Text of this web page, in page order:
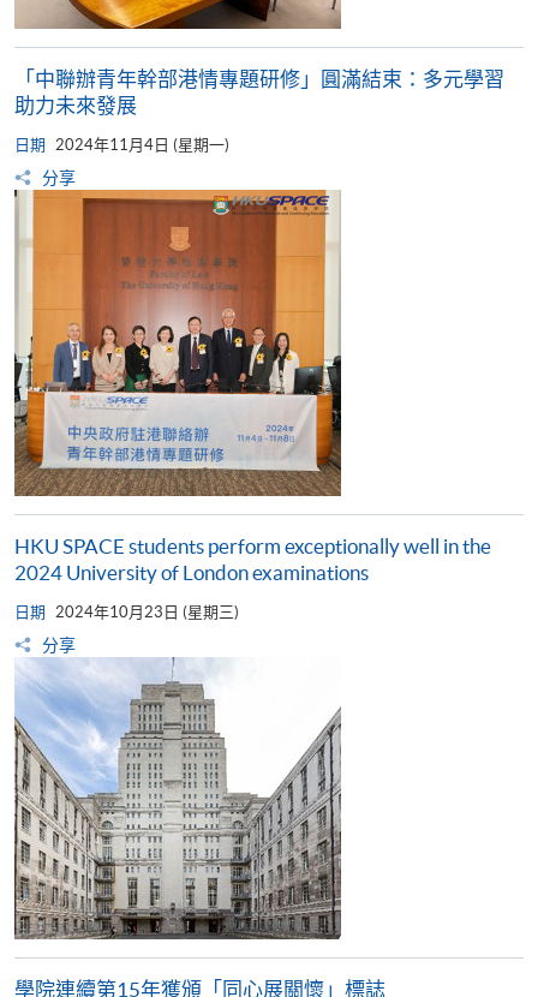
「中聯辦青年幹部港情專題研修」圓滿結束：多元學習
助力未來發展
日期 2024年11月4日 (星期一)
分享
HKU SPACE students perform exceptionally well in the
2024 University of London examinations
日期 2024年10月23日 (星期三)
分享
學院連續第15年獲頒「同心展關懷」標誌